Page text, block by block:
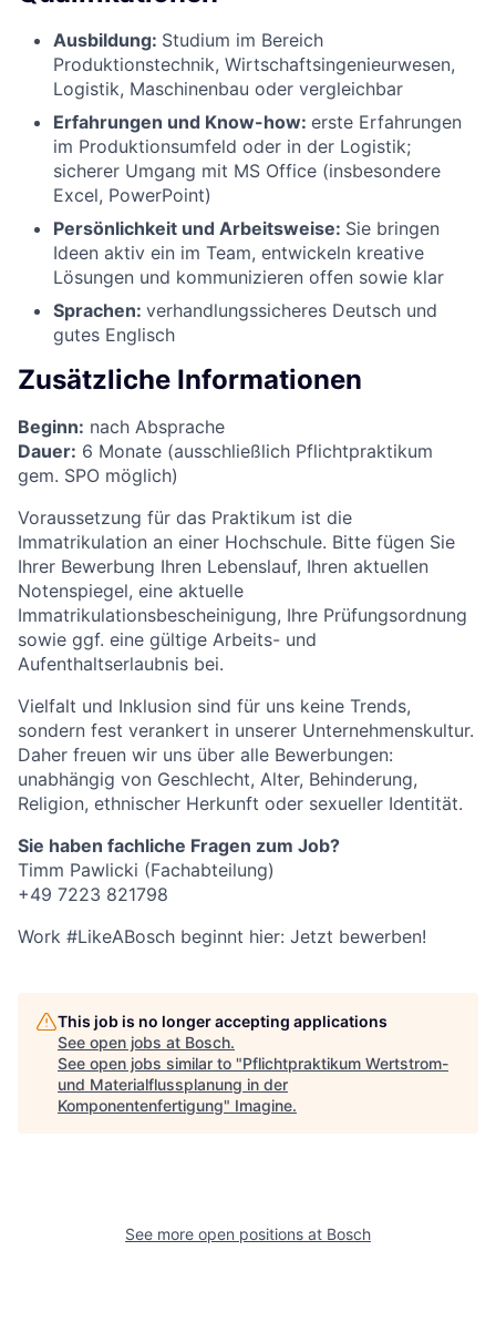
Ausbildung: Studium im Bereich
Produktionstechnik, Wirtschaftsingenieurwesen,
Logistik, Maschinenbau oder vergleichbar
Erfahrungen und Know-how: erste Erfahrungen
im Produktionsumfeld oder in der Logistik;
sicherer Umgang mit MS Office (insbesondere
Excel, PowerPoint)
Persönlichkeit und Arbeitsweise: Sie bringen
Ideen aktiv ein im Team, entwickeln kreative
Lösungen und kommunizieren offen sowie klar
Sprachen: verhandlungssicheres Deutsch und
gutes Englisch
Zusätzliche Informationen
Beginn: nach Absprache
Dauer: 6 Monate (ausschließlich Pflichtpraktikum
gem. SPO möglich)
Voraussetzung für das Praktikum ist die
Immatrikulation an einer Hochschule. Bitte fügen Sie
Ihrer Bewerbung Ihren Lebenslauf, Ihren aktuellen
Notenspiegel, eine aktuelle
Immatrikulationsbescheinigung, Ihre Prüfungsordnung
sowie ggf. eine gültige Arbeits- und
Aufenthaltserlaubnis bei.
Vielfalt und Inklusion sind für uns keine Trends,
sondern fest verankert in unserer Unternehmenskultur.
Daher freuen wir uns über alle Bewerbungen:
unabhängig von Geschlecht, Alter, Behinderung,
Religion, ethnischer Herkunft oder sexueller Identität.
Sie haben fachliche Fragen zum Job?
Timm Pawlicki (Fachabteilung)
+49 7223 821798
Work #LikeABosch beginnt hier: Jetzt bewerben!
This job is no longer accepting applications
See open jobs at Bosch.
See open jobs similar to "Pflichtpraktikum Wertstrom-
und Materialflussplanung in der
Komponentenfertigung" Imagine.
See more open positions at Bosch